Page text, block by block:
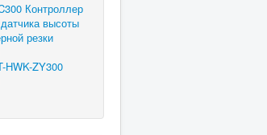
Контроллер
высоты
резки
HWK-ZY300